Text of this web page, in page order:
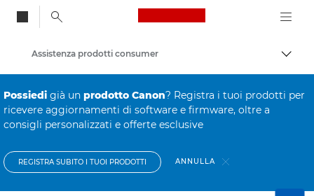
Canon Logo, back
Assistenza prodotti consumer
Possiedi già un prodotto Canon? Registra i tuoi prodotti per
ricevere aggiornamenti di software e firmware, oltre a
consigli personalizzati e offerte esclusive
REGISTRA SUBITO I TUOI PRODOTTI ANNULLA